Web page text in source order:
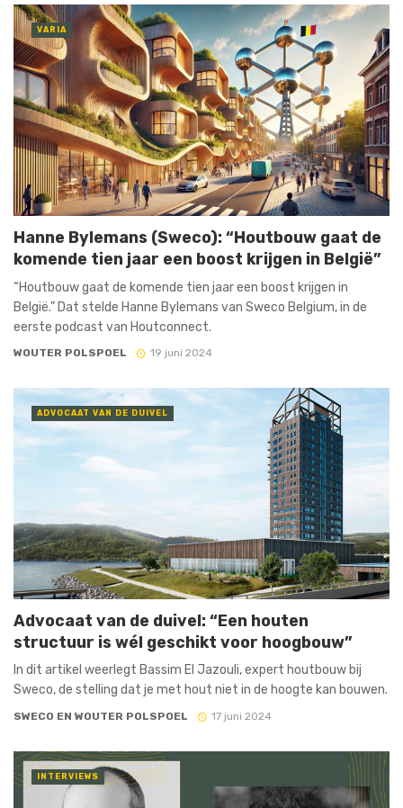
VARIA
Hanne Bylemans (Sweco): “Houtbouw gaat de
komende tien jaar een boost krijgen in België”
“Houtbouw gaat de komende tien jaar een boost krijgen in
België.” Dat stelde Hanne Bylemans van Sweco Belgium, in de
eerste podcast van Houtconnect.
WOUTER POLSPOEL 19 juni 2024
ADVOCAAT VAN DE DUIVEL
Advocaat van de duivel: “Een houten
structuur is wél geschikt voor hoogbouw”
In dit artikel weerlegt Bassim El Jazouli, expert houtbouw bij
Sweco, de stelling dat je met hout niet in de hoogte kan bouwen.
SWECO EN WOUTER POLSPOEL 17 juni 2024
INTERVIEWS